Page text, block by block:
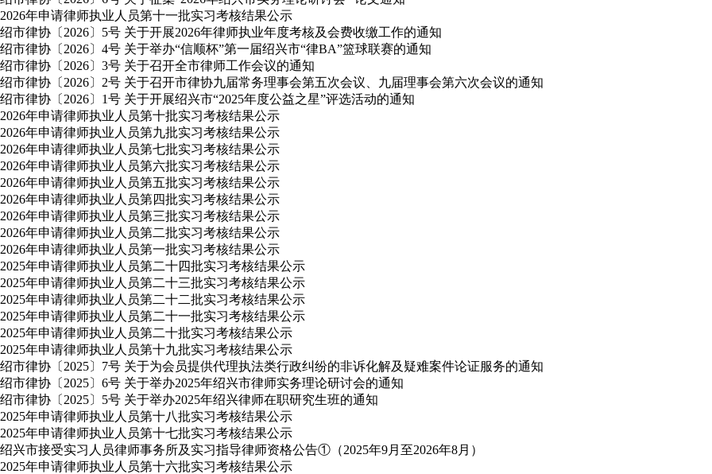
2026年申请律师执业人员第十一批实习考核结果公示
绍市律协〔2026〕5号 关于开展2026年律师执业年度考核及会费收缴工作的通知
绍市律协〔2026〕4号 关于举办“信顺杯”第一届绍兴市“律BA”篮球联赛的通知
绍市律协〔2026〕3号 关于召开全市律师工作会议的通知
绍市律协〔2026〕2号 关于召开市律协九届常务理事会第五次会议、九届理事会第六次会议的通知
绍市律协〔2026〕1号 关于开展绍兴市“2025年度公益之星”评选活动的通知
2026年申请律师执业人员第十批实习考核结果公示
2026年申请律师执业人员第九批实习考核结果公示
2026年申请律师执业人员第七批实习考核结果公示
2026年申请律师执业人员第六批实习考核结果公示
2026年申请律师执业人员第五批实习考核结果公示
2026年申请律师执业人员第四批实习考核结果公示
2026年申请律师执业人员第三批实习考核结果公示
2026年申请律师执业人员第二批实习考核结果公示
2026年申请律师执业人员第一批实习考核结果公示
2025年申请律师执业人员第二十四批实习考核结果公示
2025年申请律师执业人员第二十三批实习考核结果公示
2025年申请律师执业人员第二十二批实习考核结果公示
2025年申请律师执业人员第二十一批实习考核结果公示
2025年申请律师执业人员第二十批实习考核结果公示
2025年申请律师执业人员第十九批实习考核结果公示
绍市律协〔2025〕7号 关于为会员提供代理执法类行政纠纷的非诉化解及疑难案件论证服务的通知
绍市律协〔2025〕6号 关于举办2025年绍兴市律师实务理论研讨会的通知
绍市律协〔2025〕5号 关于举办2025年绍兴律师在职研究生班的通知
2025年申请律师执业人员第十八批实习考核结果公示
2025年申请律师执业人员第十七批实习考核结果公示
绍兴市接受实习人员律师事务所及实习指导律师资格公告①（2025年9月至2026年8月）
2025年申请律师执业人员第十六批实习考核结果公示